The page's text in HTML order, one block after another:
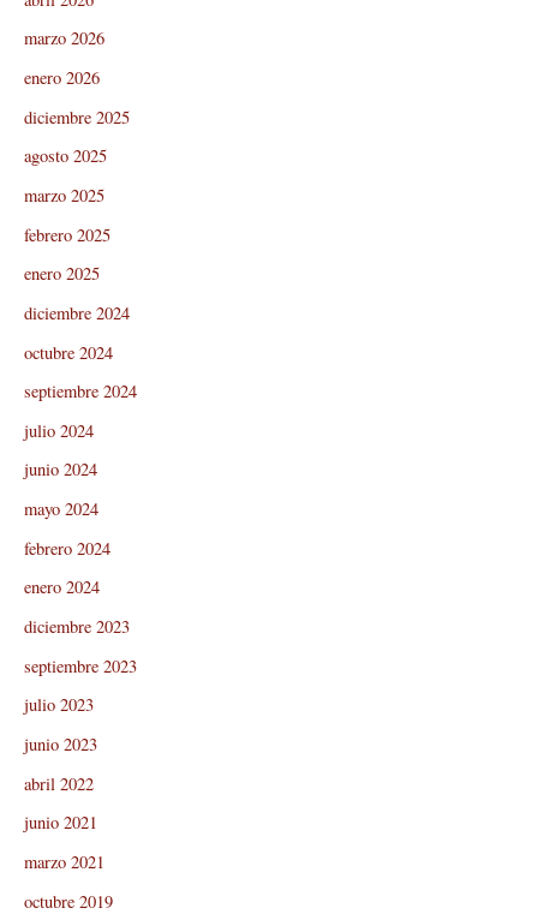
marzo 2026
enero 2026
diciembre 2025
agosto 2025
marzo 2025
febrero 2025
enero 2025
diciembre 2024
octubre 2024
septiembre 2024
julio 2024
junio 2024
mayo 2024
febrero 2024
enero 2024
diciembre 2023
septiembre 2023
julio 2023
junio 2023
abril 2022
junio 2021
marzo 2021
octubre 2019